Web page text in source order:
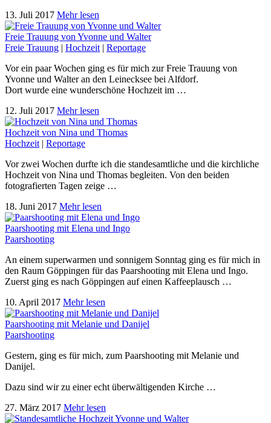
13. Juli 2017 Mehr lesen
Freie Trauung von Yvonne und Walter
Freie Trauung | Hochzeit | Reportage
Vor ein paar Wochen ging es für mich zur Freie Trauung von
Yvonne und Walter an den Leinecksee bei Alfdorf.
Dort wurde eine wunderschöne Hochzeit im …
12. Juli 2017 Mehr lesen
Hochzeit von Nina und Thomas
Hochzeit | Reportage
Vor zwei Wochen durfte ich die standesamtliche und die kirchliche
Hochzeit von Nina und Thomas begleiten. Von den beiden
fotografierten Tagen zeige …
18. Juni 2017 Mehr lesen
Paarshooting mit Elena und Ingo
Paarshooting
An einem superwarmen und sonnigem Sonntag ging es für mich in
den Raum Göppingen für das Paarshooting mit Elena und Ingo.
Zuerst ging es nach Göppingen auf einen Kaffeeplausch …
10. April 2017 Mehr lesen
Paarshooting mit Melanie und Danijel
Paarshooting
Gestern, ging es für mich, zum Paarshooting mit Melanie und
Danijel.
Dazu sind wir zu einer echt überwältigenden Kirche …
27. März 2017 Mehr lesen